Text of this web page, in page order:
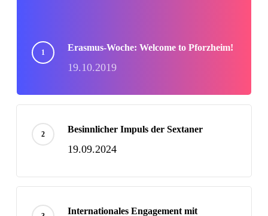
Erasmus-Woche: Welcome to Pforzheim!
19.10.2019
Besinnlicher Impuls der Sextaner
19.09.2024
Internationales Engagement mit